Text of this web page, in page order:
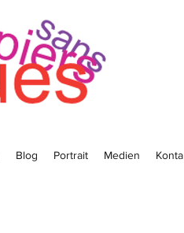
Blog Portrait Medien